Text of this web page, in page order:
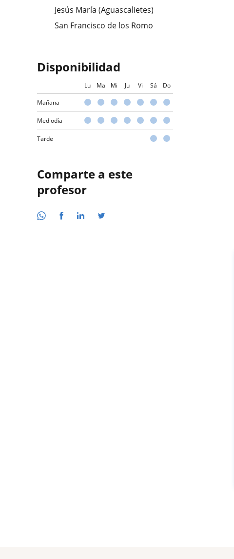
Jesús María (Aguascalietes)
San Francisco de los Romo
Disponibilidad
Lu Ma Mi Ju Vi Sá Do
Mañana
Mediodía
Tarde
Comparte a este
profesor